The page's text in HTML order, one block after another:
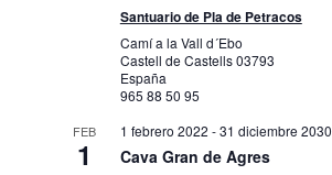
Santuario de Pla de Petracos
Camí a la Vall d´Ebo
Castell de Castells03793
España
965 88 50 95
FEB
1
1 febrero 2022 -31 diciembre 2030
Cava Gran de Agres